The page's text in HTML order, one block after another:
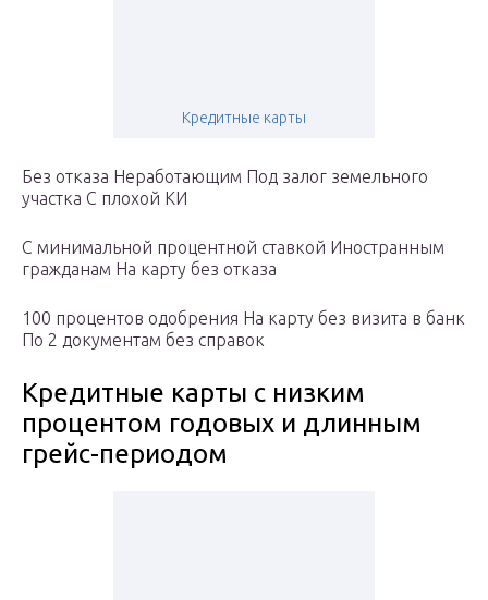
Кредитные карты
Без отказа Неработающим Под залог земельного
участка С плохой КИ
С минимальной процентной ставкой Иностранным
гражданам На карту без отказа
100 процентов одобрения На карту без визита в банк
По 2 документам без справок
Кредитные карты с низким
процентом годовых и длинным
грейс-периодом